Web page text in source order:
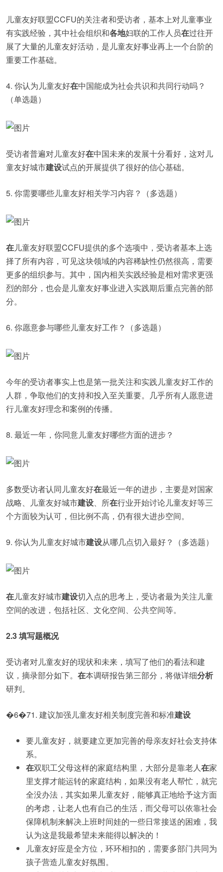
儿童友好联盟CCFU的关注者和受访者，基本上对儿童事业
有实践经验，其中社会组织和各地妇联的工作人员在过往开
展了大量的儿童友好活动，是儿童友好事业再上一个台阶的
重要工作基础。
4. 你认为儿童友好在中国能成为社会共识和共同行动吗？
（单选题）
受访者普遍对儿童友好在中国未来的发展十分看好，这对儿
童友好城市建设试点的开展提供了很好的信心基础。
5. 你需要哪些儿童友好相关学习内容？（多选题）
在儿童友好联盟CCFU提供的多个选项中，受访者基本上选
择了所有内容，可见这块领域的内容稀缺性仍然很高，需要
更多的组织参与。其中，国内相关实践经验是相对需求更强
烈的部分，也会是儿童友好事业进入实践期后重点完善的部
分。
6. 你愿意参与哪些儿童友好工作？（多选题）
今年的受访者事实上也是第一批关注和实践儿童友好工作的
人群，争取他们的支持和投入至关重要。几乎所有人愿意进
行儿童友好理念和案例的传播。
8. 最近一年，你同意儿童友好哪些方面的进步？
多数受访者认同儿童友好在最近一年的进步，主要是对国家
战略、儿童友好城市建设、所在行业开始讨论儿童友好等三
个方面较为认可，但比例不高，仍有很大进步空间。
9. 你认为儿童友好城市建设从哪几点切入最好？（多选题）
在儿童友好城市建设切入点的思考上，受访者最为关注儿童
空间的改进，包括社区、文化空间、公共空间等。
2.3 填写题概况
受访者对儿童友好的现状和未来，填写了他们的看法和建
议，摘录部分如下。 在本调研报告第三部分，将做详细分析
研判。
�6�71. 建议加强儿童友好相关制度完善和标准建设
要儿童友好，就要建立更加完善的母亲友好社会支持体
系。
在双职工父母这样的家庭结构里，大部分是靠老人在家
里支撑才能运转的家庭结构，如果没有老人帮忙，就完
全没办法，其实如果儿童友好，能够真正地给予这方面
的考虑，让老人也有自己的生活，而父母可以依靠社会
保障机制来解决上班时间娃的一些日常接送的困难，我
认为这是我最希望未来能得以解决的！
儿童友好应是全方位，环环相扣的，需要多部门共同为
孩子营造儿童友好氛围。